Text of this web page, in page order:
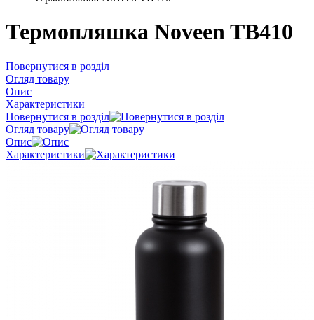
Термопляшка Noveen TB410
Повернутися в розділ
Огляд товару
Опис
Характеристики
Повернутися в розділ
Огляд товару
Опис
Характеристики